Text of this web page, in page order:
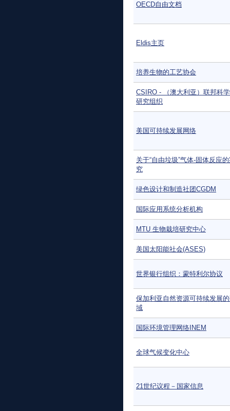
OECD自由文档
Eldis主页
培养生物的工艺协会
CSIRO - （澳大利亚）联邦科
研究组织
美国可持续发展网络
关于“自由垃圾”气体-固体反应
究
绿色设计和制造社团CGDM
国际应用系统分析机构
MTU 生物栽培研究中心
美国太阳能社会(ASES)
世界银行组织：蒙特利尔协议
保加利亚自然资源可持续发展
域
国际环境管理网络INEM
全球气候变化中心
21世纪议程－国家信息